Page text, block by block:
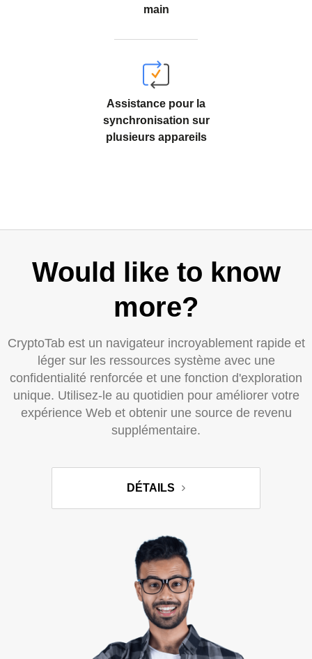
main
Assistance pour la
synchronisation sur
plusieurs appareils
Would like to know
more?
CryptoTab est un navigateur incroyablement rapide et
léger sur les ressources système avec une
confidentialité renforcée et une fonction d'exploration
unique. Utilisez-le au quotidien pour améliorer votre
expérience Web et obtenir une source de revenu
supplémentaire.
DÉTAILS